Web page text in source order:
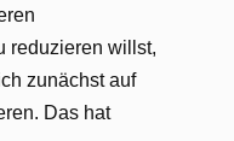
reduzieren willst,
zunächst auf
Das hat